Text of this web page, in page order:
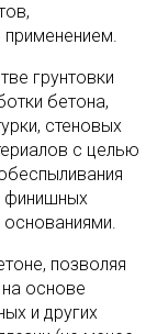
грунтовки
бетона,
стеновых
с целью
финишных
позволяя
основе
и других